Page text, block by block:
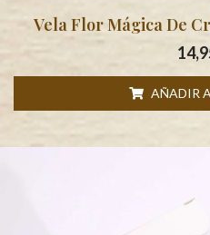
Vela Flor Mágica De
AÑADIR